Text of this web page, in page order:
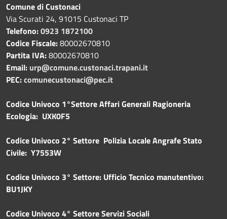
Comune di Custonaci
Via Scurati 24, 91015 Custonaci TP
Telefono:0923 1872100
Codice Fiscale:80002670810
Partita IVA:80002670810
Email: urp@comune.custonaci.trapani.it
PEC:comunecustonaci@pec.it
Codice Univoco 1°Settore Affari Generali Ragioneria
Ecologia: UXK0F5
Codice Univoco 2° Settore Polizia Locale Angrafe Stato
Civile: Y7553W
Codice Univoco 3° Settore: Ufficio Tecnico manutentivo:
BU1JKY
Codice Univoco 4° Settore Servizi Sociali